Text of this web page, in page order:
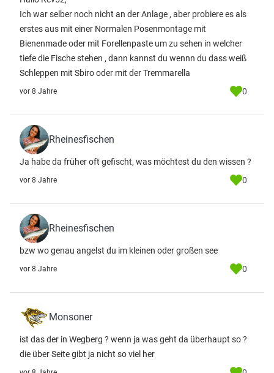
Ich war selber noch nicht an der Anlage , aber probiere es als
erstes aus mit einer Normalen Posenmontage mit
Bienenmade oder mit Forellenpaste um zu sehen in welcher
tiefe die Fische stehen , dann kannst du wennn du dass weiß
Schleppen mit Sbiro oder mit der Tremmarella
vor 8 Jahre 0
Rheinesfischen
Ja habe da früher oft gefischt, was möchtest du den wissen ?
vor 8 Jahre 0
Rheinesfischen
bzw wo genau angelst du im kleinen oder großen see
vor 8 Jahre 0
Monsoner
ist das der in Wegberg ? wenn ja was geht da überhaupt so ?
die über Seite gibt ja nicht so viel her